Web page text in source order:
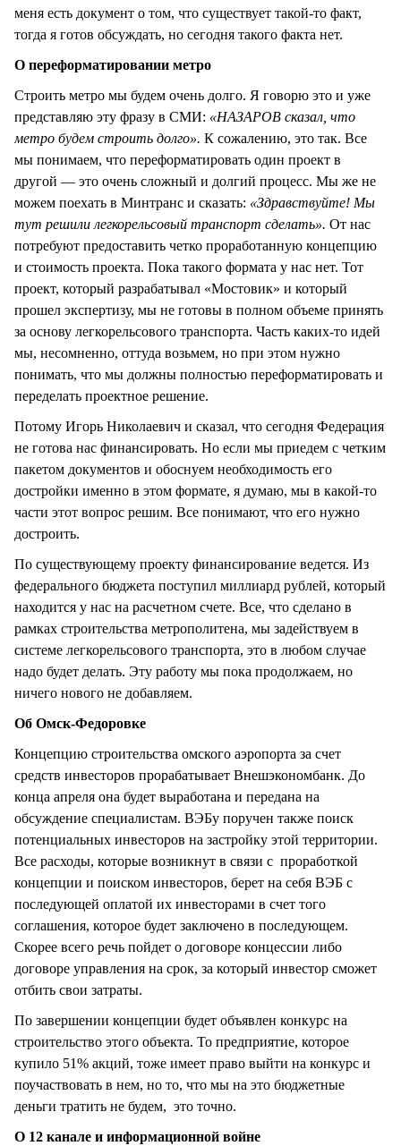
меня есть документ о том, что существует такой-то факт,
тогда я готов обсуждать, но сегодня такого факта нет.
О переформатировании метро
Строить метро мы будем очень долго. Я говорю это и уже
представляю эту фразу в СМИ: «НАЗАРОВ сказал, что
метро будем строить долго». К сожалению, это так. Все
мы понимаем, что переформатировать один проект в
другой — это очень сложный и долгий процесс. Мы же не
можем поехать в Минтранс и сказать: «Здравствуйте! Мы
тут решили легкорельсовый транспорт сделать». От нас
потребуют предоставить четко проработанную концепцию
и стоимость проекта. Пока такого формата у нас нет. Тот
проект, который разрабатывал «Мостовик» и который
прошел экспертизу, мы не готовы в полном объеме принять
за основу легкорельсового транспорта. Часть каких-то идей
мы, несомненно, оттуда возьмем, но при этом нужно
понимать, что мы должны полностью переформатировать и
переделать проектное решение.
Потому Игорь Николаевич и сказал, что сегодня Федерация
не готова нас финансировать. Но если мы приедем с четким
пакетом документов и обоснуем необходимость его
достройки именно в этом формате, я думаю, мы в какой-то
части этот вопрос решим. Все понимают, что его нужно
достроить.
По существующему проекту финансирование ведется. Из
федерального бюджета поступил миллиард рублей, который
находится у нас на расчетном счете. Все, что сделано в
рамках строительства метрополитена, мы задействуем в
системе легкорельсового транспорта, это в любом случае
надо будет делать. Эту работу мы пока продолжаем, но
ничего нового не добавляем.
Об Омск-Федоровке
Концепцию строительства омского аэропорта за счет
средств инвесторов прорабатывает Внешэкономбанк. До
конца апреля она будет выработана и передана на
обсуждение специалистам. ВЭБу поручен также поиск
потенциальных инвесторов на застройку этой территории.
Все расходы, которые возникнут в связи с проработкой
концепции и поиском инвесторов, берет на себя ВЭБ с
последующей оплатой их инвесторами в счет того
соглашения, которое будет заключено в последующем.
Скорее всего речь пойдет о договоре концессии либо
договоре управления на срок, за который инвестор сможет
отбить свои затраты.
По завершении концепции будет объявлен конкурс на
строительство этого объекта. То предприятие, которое
купило 51% акций, тоже имеет право выйти на конкурс и
поучаствовать в нем, но то, что мы на это бюджетные
деньги тратить не будем, это точно.
О 12 канале и информационной войне